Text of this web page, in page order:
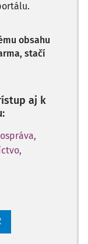
obsahu
stačí
aj k